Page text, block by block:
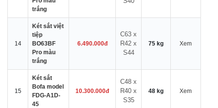
trắng
14
Két sắt việt
tiệp
BO63BF
Pro màu
trắng
6.490.000đ
C63 x
R42 x
S44
75 kg Xem
15
Két sắt
Bofa model
FDG-A1D-
45
10.300.000đ
C48 x
R40 x
S35
48 kg Xem